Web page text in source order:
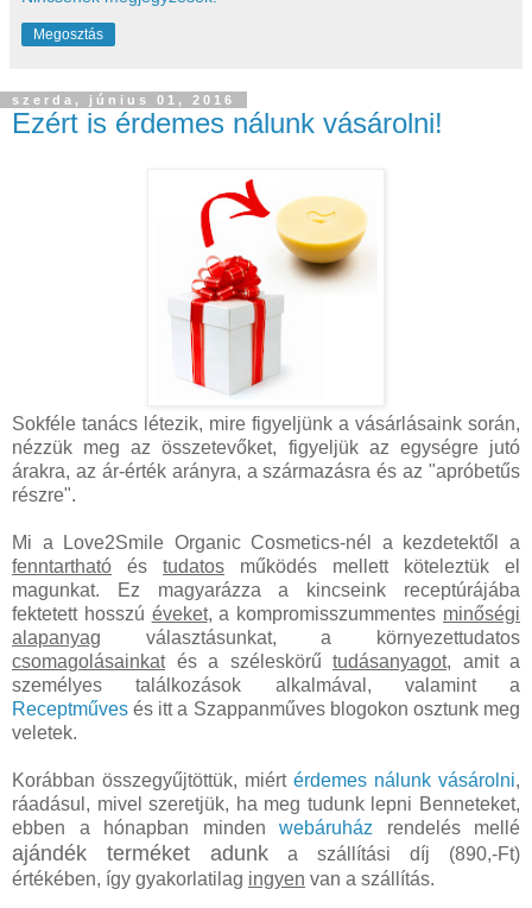
Megosztás
szerda, június 01, 2016
Ezért is érdemes nálunk vásárolni!
Sokféle tanács létezik, mire figyeljünk a vásárlásaink során,
nézzük meg az összetevőket, figyeljük az egységre jutó
árakra, az ár-érték arányra, a származásra és az "apróbetűs
részre".
Mi a Love2Smile Organic Cosmetics-nél a kezdetektől a
fenntartható és tudatos működés mellett köteleztük el
magunkat. Ez magyarázza a kincseink receptúrájába
fektetett hosszú éveket, a kompromisszummentes minőségi
alapanyag választásunkat, a környezettudatos
csomagolásainkatés a széleskörű tudásanyagot, amit a
személyes találkozások alkalmával, valamint a
Receptműves és itt a Szappanműves blogokon osztunk meg
veletek.
Korábban összegyűjtöttük, miért érdemes nálunk vásárolni,
ráadásul, mivel szeretjük, ha meg tudunk lepni Benneteket,
ebben a hónapban minden webáruház rendelés mellé
ajándék terméket adunk a szállítási díj (890,-Ft)
értékében, így gyakorlatilag ingyen van a szállítás.